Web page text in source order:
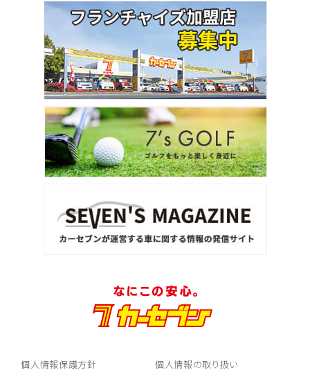
個人情報保護方針 個人情報の取り扱い